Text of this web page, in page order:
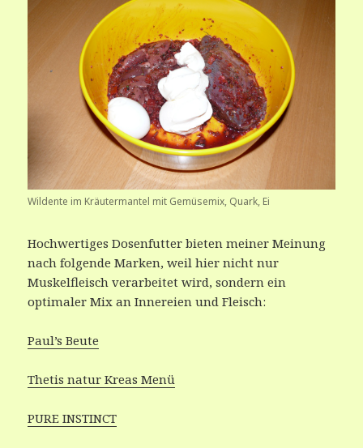
Wildente im Kräutermantel mit Gemüsemix, Quark, Ei
Hochwertiges Dosenfutter bieten meiner Meinung
nach folgende Marken, weil hier nicht nur
Muskelfleisch verarbeitet wird, sondern ein
optimaler Mix an Innereien und Fleisch:
Paul’s Beute
Thetis natur Kreas Menü
PURE INSTINCT